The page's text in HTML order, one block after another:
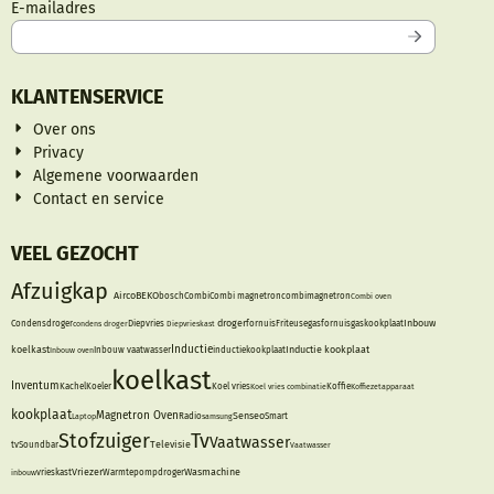
E-mailadres
KLANTENSERVICE
Over ons
Privacy
Algemene voorwaarden
Contact en service
VEEL GEZOCHT
Afzuigkap AircoBEKOboschCombiCombi magnetroncombimagnetronCombi oven
Condensdrogercondens drogerDiepvries Diepvrieskast drogerfornuisFriteusegasfornuisgaskookplaatInbouw
koelkastInbouw oven Inbouw vaatwasser InductieinductiekookplaatInductie kookplaat
Inventum Kachel Koeler koelkastKoel vriesKoel vries combinatieKoffieKoffiezetapparaat
kookplaatLaptopMagnetron Oven RadiosamsungSenseoSmart
tvSoundbarStofzuigerTelevisieTvVaatwasserVaatwasser
inbouwvrieskastVriezerWarmtepompdrogerWasmachine